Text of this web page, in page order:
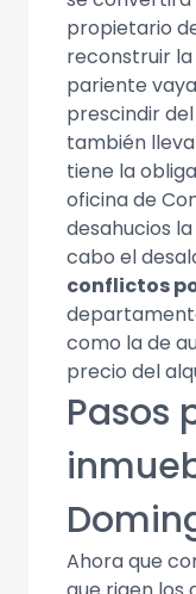
propietario
reconstruir
pariente
prescindir
también
tiene la
oficina de
desahucios
cabo el
conflictos
como la de
precio del
Pasos
Ahora que